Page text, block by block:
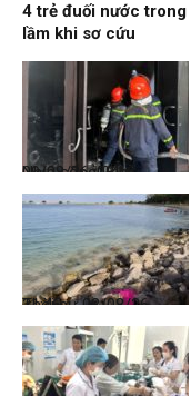
4 trẻ đuối nước trong
lầm khi sơ cứu
Nhịp sống 24h
09/08/26, 08:16
Thời sự
08/08/26, 21:46